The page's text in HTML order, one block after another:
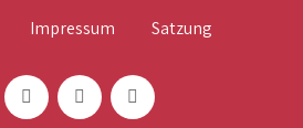
Impressum Satzung